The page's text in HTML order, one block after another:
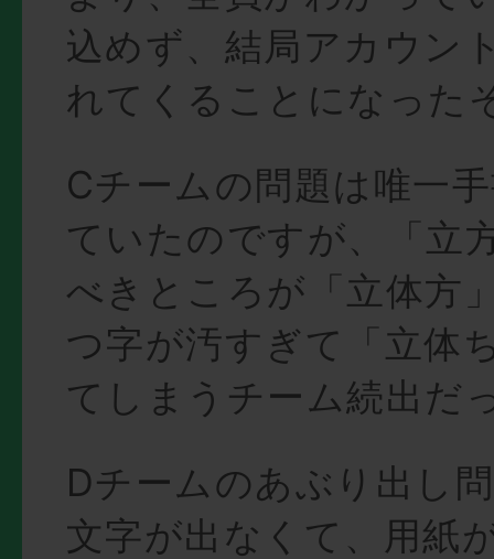
込めず、結局アカウン
れてくることになった
Cチームの問題は唯一
ていたのですが、「立
べきところが「立体方
つ字が汚すぎて「立体
てしまうチーム続出だ
Dチームのあぶり出し
文字が出なくて、用紙